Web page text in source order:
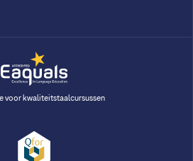
voor kwaliteitstaalcursussen